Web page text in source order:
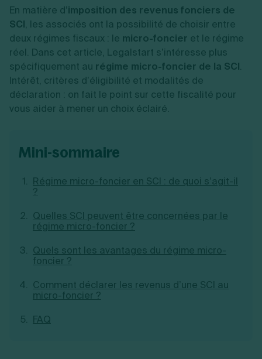
Services aux entreprises
Construction/travaux
Restauration
Commerce
Transport
Autres
Ressources
Calcul d'éligibilité à l'ACRE
Générateur de mentions légales
Création d'entreprise
Cession d'actions
Transmission universelle de patrimoine
Augmentation de capital
Réduction de capital
Gérer son entreprise
Gestion comptable
Approbation des comptes
Dépôt de marque
Confidentialité de l'adresse du dirigeant
Radiation auto entrepreneur
Dissolution-liquidation
Dépôt de bilan
Micro entreprise
LMNP
Par métier
Conseil/finance
Vente en ligne
Services aux entreprises
Construction/travaux
Restauration
Autres
Par fonctionnalité
Logiciel de facturation
Gestion des achats
Gestion de la trésorerie
Par besoin
Je suis autonome
Je souhaite être accompagné
Fiches SASU
Fiches SAS
Fiches EURL
Fiches SARL
Fiches SCI
Fiches auto-entrepreneur
Fiches association
Toutes les fiches sur la création
Autres démarches
Fermeture d’entreprise
Exercice d’un métier
Gérer ses salariés
Sélection de fiches pratiques
Ouvrir sa société
Création de micro-entreprise
Devenir auto entrepreneur
Création de SASU
Création de SARL
Création de SCI
En matière d’imposition des revenus fonciers de
SCI, les associés ont la possibilité de choisir entre
deux régimes fiscaux : le micro-foncier et le régime
réel. Dans cet article, Legalstart s’intéresse plus
spécifiquement au régime micro-foncier de la SCI.
Intérêt, critères d’éligibilité et modalités de
déclaration : on fait le point sur cette fiscalité pour
vous aider à mener un choix éclairé.
mini-sommaire
Régime micro-foncier en SCI : de quoi s’agit-il
?
Quelles SCI peuvent être concernées par le
régime micro-foncier ?
Quels sont les avantages du régime micro-
foncier ?
Comment déclarer les revenus d’une SCI au
micro-foncier ?
FAQ